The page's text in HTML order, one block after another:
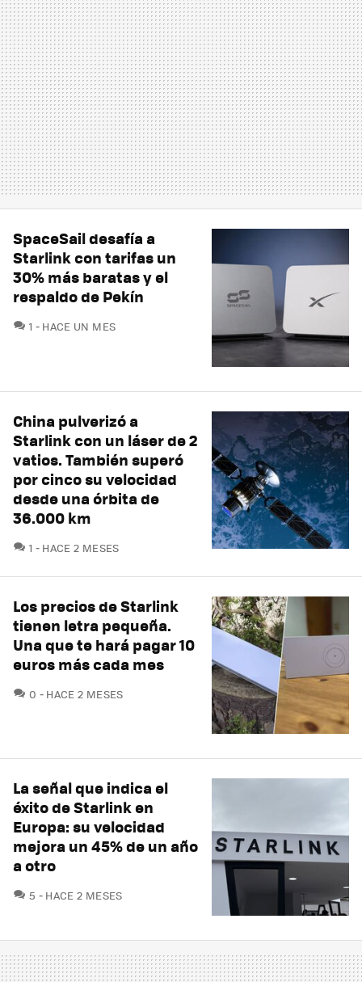
SpaceSail desafía a
Starlink con tarifas un
30% más baratas y el
respaldo de Pekín
1 COMENTARIOS
HACE UN MES
China pulverizó a
Starlink con un láser de 2
vatios. También superó
por cinco su velocidad
desde una órbita de
36.000 km
1 COMENTARIOS
HACE 2 MESES
Los precios de Starlink
tienen letra pequeña.
Una que te hará pagar 10
euros más cada mes
0 COMENTARIOS
HACE 2 MESES
La señal que indica el
éxito de Starlink en
Europa: su velocidad
mejora un 45% de un año
a otro
5 COMENTARIOS
HACE 2 MESES